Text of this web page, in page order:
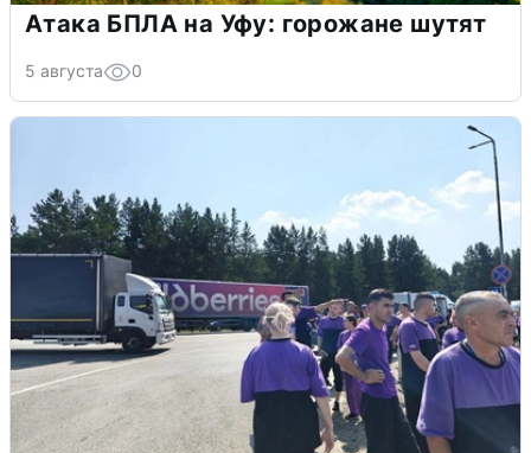
Атака БПЛА на Уфу: горожане шутят
5 августа 0